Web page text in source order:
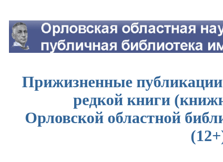
Прижизненные
редкой книги
Орловской областной